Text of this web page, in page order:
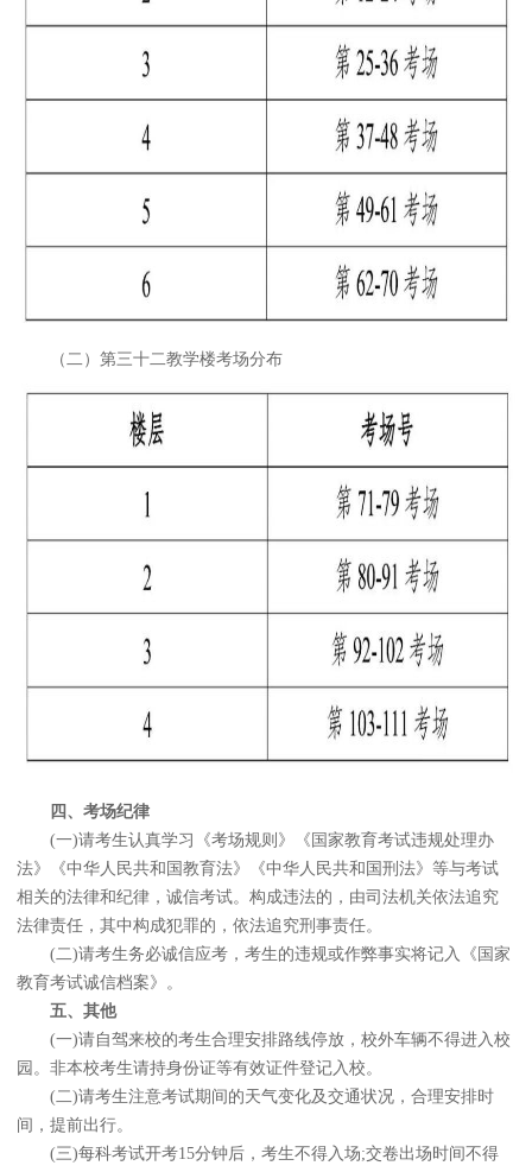
（二）第三十二教学楼考场分布
四、考场纪律
(一)请考生认真学习《考场规则》《国家教育考试违规处理办
法》《中华人民共和国教育法》《中华人民共和国刑法》等与考试
相关的法律和纪律，诚信考试。构成违法的，由司法机关依法追究
法律责任，其中构成犯罪的，依法追究刑事责任。
(二)请考生务必诚信应考，考生的违规或作弊事实将记入《国家
教育考试诚信档案》。
五、其他
(一)请自驾来校的考生合理安排路线停放，校外车辆不得进入校
园。非本校考生请持身份证等有效证件登记入校。
(二)请考生注意考试期间的天气变化及交通状况，合理安排时
间，提前出行。
(三)每科考试开考15分钟后，考生不得入场;交卷出场时间不得